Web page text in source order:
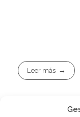
Leer más